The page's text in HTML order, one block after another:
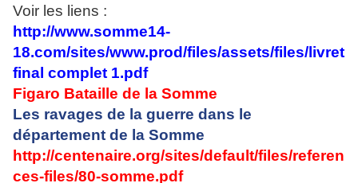
Voir les liens :
http://www.somme14-
18.com/sites/www.prod/files/assets/files/livret
final complet 1.pdf
Figaro Bataille de la Somme
Les ravages de la guerre dans le
département de la Somme
http://centenaire.org/sites/default/files/referen
ces-files/80-somme.pdf